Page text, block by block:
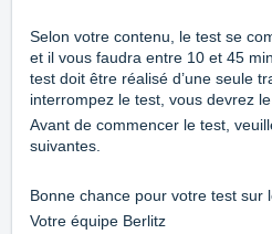
Selon votre contenu, le test se
et il vous faudra entre 10 et 45
test doit être réalisé d’une seule
interrompez le test, vous devrez
Avant de commencer le test,
suivantes.
Bonne chance pour votre test sur
Votre équipe Berlitz